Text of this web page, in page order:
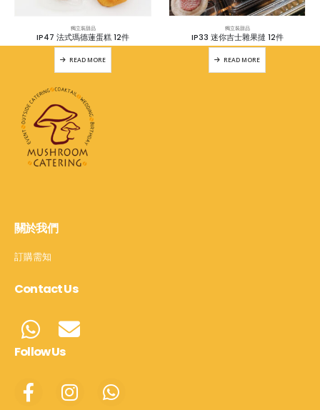
獨立裝甜品
IP47 法式瑪德蓮蛋糕 12件
READ MORE
獨立裝甜品
IP33 迷你吉士雜果撻 12件
READ MORE
關於我們
訂購需知
Contact Us
Follow Us